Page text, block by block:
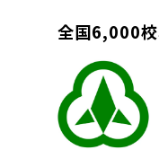
全国6,000